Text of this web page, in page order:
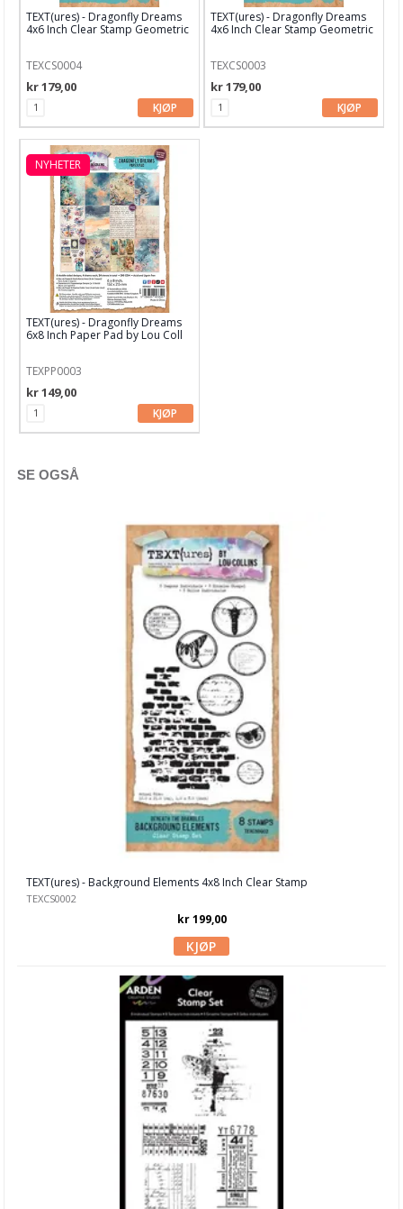
IndigoBlu
Jane's Doodle
Kaboks
Katzelkraft
Kreativ Hobby
Lawn Fawn
LDRS Creative
Neat & Tangled
Nellie Snellen
My Favorite Things
PaperArtsy
Paper Smooches
Papirdesign
Penny Black
Stampers Anonymuos
Studio Light
Your Next Stamps
Blekk, maling & tusj
TEXT(ures) - Dragonfly Dreams
4x6 Inch Clear Stamp Geometric
TEXCS0004
kr 179,00
KJØP
TEXT(ures) - Dragonfly Dreams
4x6 Inch Clear Stamp Geometric
TEXCS0003
kr 179,00
KJØP
NYHETER
TEXT(ures) - Dragonfly Dreams
6x8 Inch Paper Pad by Lou Coll
TEXPP0003
kr 149,00
KJØP
SE OGSÅ
TEXT(ures) - Background Elements 4x8 Inch Clear Stamp
TEXCS0002
kr 199,00